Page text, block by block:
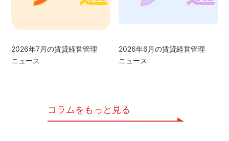
2026年7月の賃貸経営管理
ニュース
2026年6月の賃貸経営管理
ニュース
コラムをもっと見る